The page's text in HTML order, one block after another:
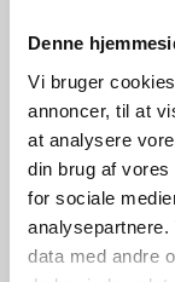
Denne
Vi bruger
annoncer, til at
at analysere
din brug af
for sociale
data med andre
25700679
20701302